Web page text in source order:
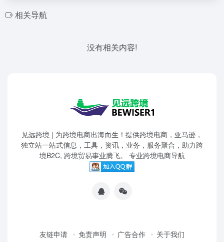
相关导航
没有相关内容!
见远跨境 | 为跨境电商出海而生！提供跨境电商，亚马逊，
独立站一站式信息，工具，资讯，业务，服务聚合，助力跨
境B2C, 跨境贸易事业腾飞。 专业跨境电商导航
友链申请 免责声明 广告合作 关于我们